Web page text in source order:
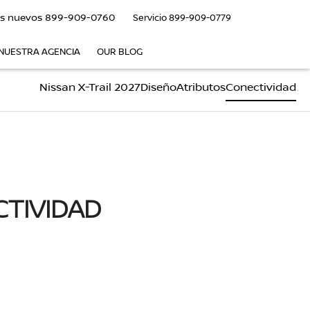
nuevos 899-909-0760 Servicio899-909-0779
AGENCIA OUR BLOG
Nissan X-Trail 2027DiseñoAtributosConectividad